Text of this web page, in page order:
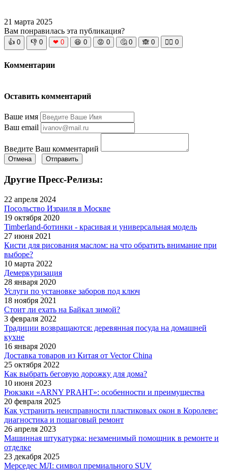
21 марта 2025
Вам понравилась эта публикация?
👍 0 👎 0 ❤ 0 😆 0 😡 0 🤔 0 🙈 0 🧘‍♀️ 0
Комментарии
Оставить комментарий
Ваше имя
Ваш email
Введите Ваш комментарий
Отмена Отправить
Другие Пресс-Релизы:
22 апреля 2024
Посольство Израиля в Москве
19 октября 2020
Timberland-ботинки - красивая и универсальная модель
27 июня 2021
Кисти для рисования маслом: на что обратить внимание при
выборе?
10 марта 2022
Демеркуризация
28 января 2020
Услуги по установке заборов под ключ
18 ноября 2021
Стоит ли ехать на Байкал зимой?
3 февраля 2022
Традиции возвращаются: деревянная посуда на домашней
кухне
16 января 2020
Доставка товаров из Китая от Vector China
25 октября 2022
Как выбрать беговую дорожку для дома?
10 июня 2023
Рюкзаки «ARNY PRAHT»: особенности и преимущества
20 февраля 2025
Как устранить неисправности пластиковых окон в Королеве:
диагностика и пошаговый ремонт
26 апреля 2023
Машинная штукатурка: незаменимый помощник в ремонте и
отделке
23 декабря 2025
Мерседес МЛ: символ премиального SUV